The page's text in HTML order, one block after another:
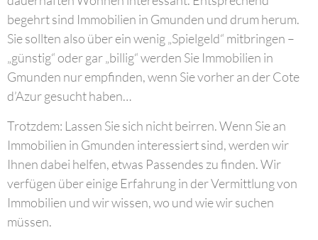
begehrt sind Immobilien in Gmunden und drum herum.
Sie sollten also über ein wenig „Spielgeld“ mitbringen –
„günstig“ oder gar „billig“ werden Sie Immobilien in
Gmunden nur empfinden, wenn Sie vorher an der Cote
d’Azur gesucht haben…
Trotzdem: Lassen Sie sich nicht beirren. Wenn Sie an
Immobilien in Gmunden interessiert sind, werden wir
Ihnen dabei helfen, etwas Passendes zu finden. Wir
verfügen über einige Erfahrung in der Vermittlung von
Immobilien und wir wissen, wo und wie wir suchen
müssen.